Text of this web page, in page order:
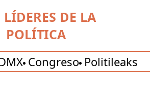
LÍDERES DE LA
POLÍTICA
Congreso Politileaks